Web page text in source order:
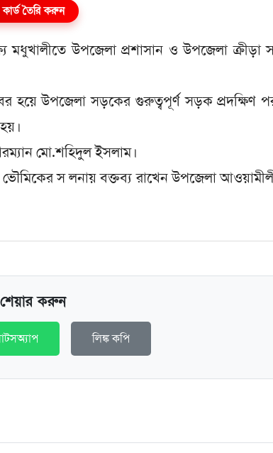
তৈরি করুন
উপজেলা প্রশাসান ও উপজেলা ক্রীড়া
হয়ে উপজেলা সড়কের গুরুত্বপূর্ণ সড়ক প্রদক্ষিণ
মো.শহিদুল ইসলাম।
স লনায় বক্তব্য রাখেন উপজেলা
করুন
লিঙ্ক কপি